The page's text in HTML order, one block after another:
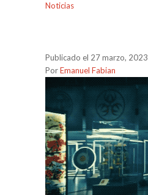
Noticias
Publicado el 27 marzo, 2023
PorEmanuel Fabian